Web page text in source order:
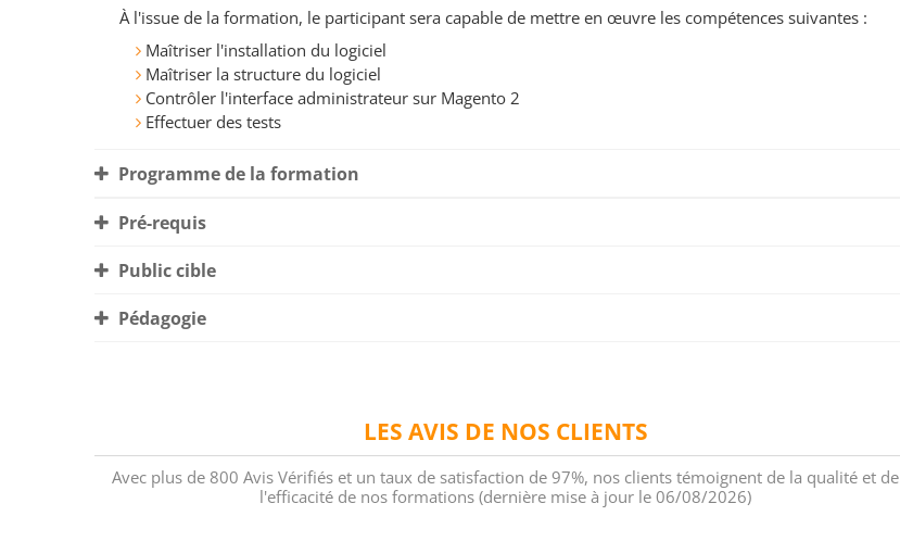
À l'issue de la formation, le participant sera capable de mettre en œuvre les compétences suivantes :
Maîtriser l'installation du logiciel
Maîtriser la structure du logiciel
Contrôler l'interface administrateur sur Magento 2
Effectuer des tests
Programme de la formation
Pré-requis
Public cible
Pédagogie
LES AVIS DE NOS CLIENTS
Avec plus de 800 Avis Vérifiés et un taux de satisfaction de 97%, nos clients témoignent de la qualité et de
l'efficacité de nos formations (dernière mise à jour le 06/08/2026)